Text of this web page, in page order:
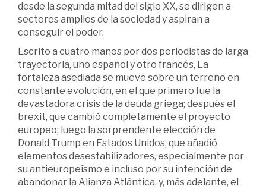
desde la segunda mitad del siglo XX, se dirigen a
sectores amplios de la sociedad y aspiran a
conseguir el poder.
Escrito a cuatro manos por dos periodistas de larga
trayectoria, uno español y otro francés, La
fortaleza asediada se mueve sobre un terreno en
constante evolución, en el que primero fue la
devastadora crisis de la deuda griega; después el
brexit, que cambió completamente el proyecto
europeo; luego la sorprendente elección de
Donald Trump en Estados Unidos, que añadió
elementos desestabilizadores, especialmente por
su antieuropeísmo e incluso por su intención de
abandonar la Alianza Atlántica, y, más adelante, el